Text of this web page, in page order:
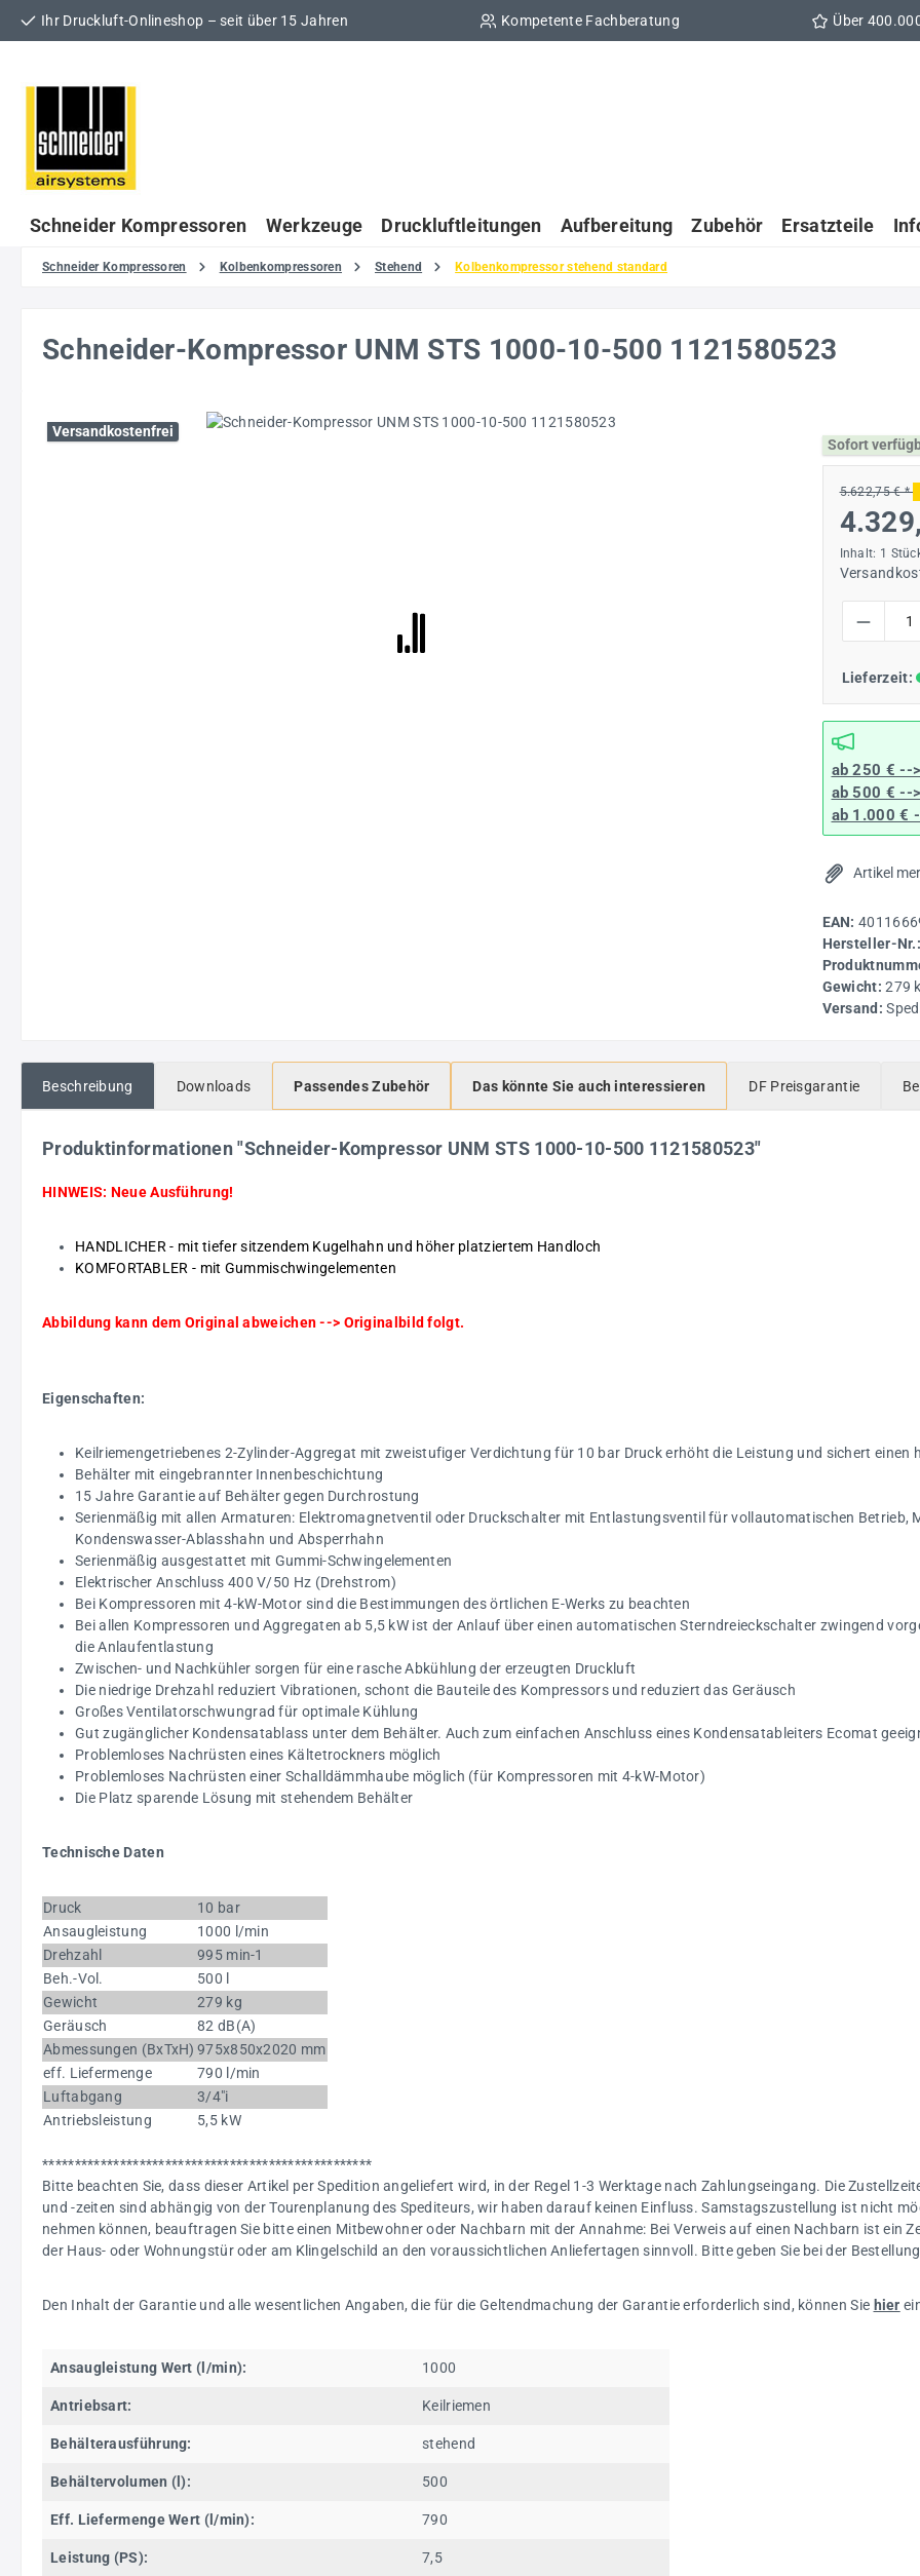
Hauptinhalt springen
Zur Suche springen
Zur Hauptnavigation springen
Ihr Druckluft-Onlineshop – seit über 15 Jahren Kompetente Fachberatung Über
Schneider Kompressoren Werkzeuge Druckluftleitungen Aufbereitung Zubehör Ersatzteile
Schneider Kompressoren Kolbenkompressoren Stehend Kolbenkompressor stehend standard
Schneider-Kompressor UNM STS 1000-10-500 1121580523
Bildergalerie überspringen
Versandkostenfrei
Sofort
5.622,75 € *
Inhalt: 1
Lieferzeit:
ab 250 € --
ab 500 € --
ab 1.000 €
Artikel
EAN:
Hersteller-Nr.:
Gewicht:279
Versand:
Beschreibung Downloads Passendes Zubehör Das könnte Sie auch interessieren DF Preisgarantie
Produktinformationen "Schneider-Kompressor UNM STS 1000-10-500 1121580523"
HINWEIS: Neue Ausführung!
HANDLICHER - mit tiefer sitzendem Kugelhahn und höher platziertem Handloch
KOMFORTABLER - mit Gummischwingelementen
Abbildung kann dem Original abweichen --> Originalbild folgt.
Eigenschaften:
Keilriemengetriebenes 2-Zylinder-Aggregat mit zweistufiger Verdichtung für 10 bar Druck erhöht die Leistung und sichert einen
Behälter mit eingebrannter Innenbeschichtung
15 Jahre Garantie auf Behälter gegen Durchrostung
Serienmäßig mit allen Armaturen: Elektromagnetventil oder Druckschalter mit Entlastungsventil für vollautomatischen Betrieb,
Kondenswasser-Ablasshahn und Absperrhahn
Serienmäßig ausgestattet mit Gummi-Schwingelementen
Elektrischer Anschluss 400 V/50 Hz (Drehstrom)
Bei Kompressoren mit 4-kW-Motor sind die Bestimmungen des örtlichen E-Werks zu beachten
Bei allen Kompressoren und Aggregaten ab 5,5 kW ist der Anlauf über einen automatischen Sterndreieckschalter zwingend
die Anlaufentlastung
Zwischen- und Nachkühler sorgen für eine rasche Abkühlung der erzeugten Druckluft
Die niedrige Drehzahl reduziert Vibrationen, schont die Bauteile des Kompressors und reduziert das Geräusch
Großes Ventilatorschwungrad für optimale Kühlung
Gut zugänglicher Kondensatablass unter dem Behälter. Auch zum einfachen Anschluss eines Kondensatableiters Ecomat
Problemloses Nachrüsten eines Kältetrockners möglich
Problemloses Nachrüsten einer Schalldämmhaube möglich (für Kompressoren mit 4-kW-Motor)
Die Platz sparende Lösung mit stehendem Behälter
Technische Daten
Druck
10 bar
Ansaugleistung
1000 l/min
Drehzahl
995 min-1
Beh.-Vol.
500 l
Gewicht
279 kg
Geräusch
82 dB(A)
Abmessungen (BxTxH) 975x850x2020 mm
eff. Liefermenge
790 l/min
Luftabgang
3/4"i
Antriebsleistung
5,5 kW
***************************************************
Bitte beachten Sie, dass dieser Artikel per Spedition angeliefert wird, in der Regel 1-3 Werktage nach Zahlungseingang. Die
und -zeiten sind abhängig von der Tourenplanung des Spediteurs, wir haben darauf keinen Einfluss. Samstagszustellung ist nicht
nehmen können, beauftragen Sie bitte einen Mitbewohner oder Nachbarn mit der Annahme: Bei Verweis auf einen Nachbarn ist ein
der Haus- oder Wohnungstür oder am Klingelschild an den voraussichtlichen Anliefertagen sinnvoll. Bitte geben Sie bei der
Den Inhalt der Garantie und alle wesentlichen Angaben, die für die Geltendmachung der Garantie erforderlich sind, können Sie hier
Ansaugleistung Wert (l/min): 1000
Antriebsart: Keilriemen
Behälterausführung: stehend
Behältervolumen (l): 500
Eff. Liefermenge Wert (l/min): 790
Leistung (PS): 7,5